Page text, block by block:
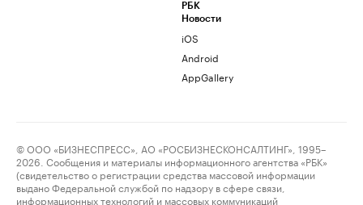
РБК
Новости
iOS
Android
AppGallery
© ООО «БИЗНЕСПРЕСС», АО «РОСБИЗНЕСКОНСАЛТИНГ», 1995–
2026. Сообщения и материалы информационного агентства «РБК»
(свидетельство о регистрации средства массовой информации
выдано Федеральной службой по надзору в сфере связи,
информационных технологий и массовых коммуникаций